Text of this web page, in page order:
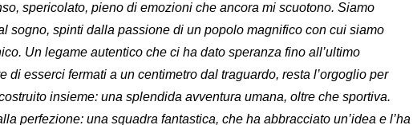
spericolato, pieno di emozioni che ancora mi scuotono. Siamo
sogno, spinti dalla passione di un popolo magnifico con cui siamo
Un legame autentico che ci ha dato speranza fino all’ultimo
di esserci fermati a un centimetro dal traguardo, resta l’orgoglio per
insieme: una splendida avventura umana, oltre che sportiva.
perfezione: una squadra fantastica, che ha abbracciato un’idea e l’ha